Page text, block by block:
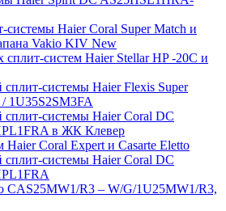
системы Haier Coral Super Match и
Vakio KIV New
сплит-систем Haier Stellar HP -20С и
сплит-системы Haier Flexis Super
1U35S2SM3FA
сплит-системы Haier Coral DC
в ЖК Клевер
Haier Coral Expert и Casarte Eletto
сплит-системы Haier Coral DC
CAS25MW1/R3 – W/G/1U25MW1/R3,